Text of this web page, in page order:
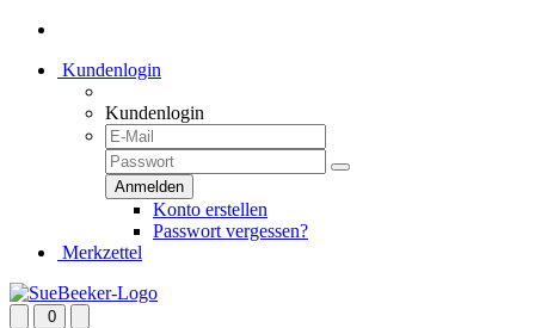
Kundenlogin
Kundenlogin
Konto erstellen
Passwort vergessen?
Merkzettel
0